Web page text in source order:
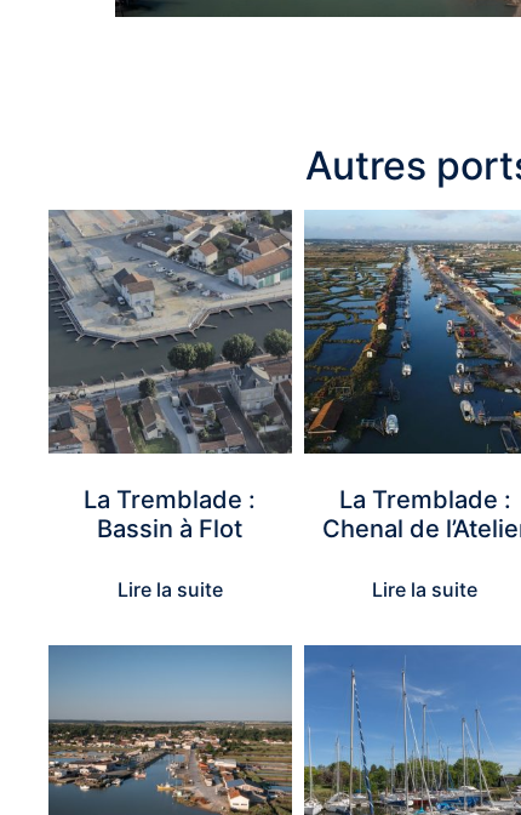
Autres
La Tremblade :
Bassin à Flot
Lire la suite
La Tremblade :
Chenal de
Lire la suite